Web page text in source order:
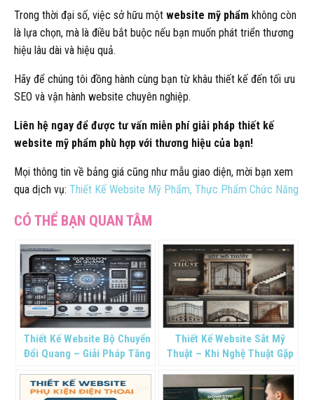
Trong thời đại số, việc sở hữu một website mỹ phẩm không còn
là lựa chọn, mà là điều bắt buộc nếu bạn muốn phát triển thương
hiệu lâu dài và hiệu quả.
Hãy để chúng tôi đồng hành cùng bạn từ khâu thiết kế đến tối ưu
SEO và vận hành website chuyên nghiệp.
Liên hệ ngay để được tư vấn miễn phí giải pháp thiết kế
website mỹ phẩm phù hợp với thương hiệu của bạn!
Mọi thông tin về bảng giá cũng như mẫu giao diện, mời bạn xem
qua dịch vụ: Thiết Kế Website Mỹ Phẩm, Thực Phẩm Chức Năng
Thiết Kế Website Bộ Chuyển
Đổi Quang – Giải Pháp Tăng
Nghiệp Thiết Bị Mạng
Thiết Kế Website Sắt Mỹ
Thuật – Khi Nghệ Thuật Gặp